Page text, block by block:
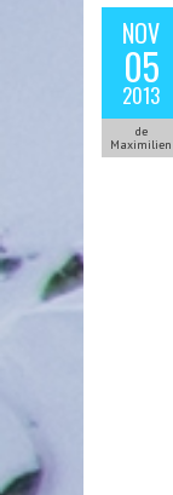
NOV
05
2013
de
Maximilien